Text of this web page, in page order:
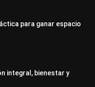
para ganar espacio
integral, bienestar y